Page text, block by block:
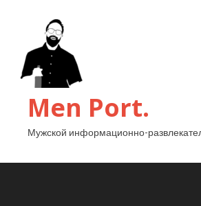
Men Port.
Мужской информационно-